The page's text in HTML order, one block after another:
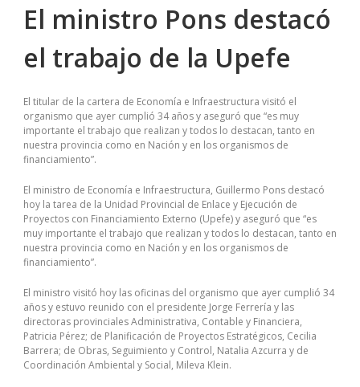
El ministro Pons destacó
el trabajo de la Upefe
El titular de la cartera de Economía e Infraestructura visitó el
organismo que ayer cumplió 34 años y aseguró que “es muy
importante el trabajo que realizan y todos lo destacan, tanto en
nuestra provincia como en Nación y en los organismos de
financiamiento”.
El ministro de Economía e Infraestructura, Guillermo Pons destacó
hoy la tarea de la Unidad Provincial de Enlace y Ejecución de
Proyectos con Financiamiento Externo (Upefe) y aseguró que “es
muy importante el trabajo que realizan y todos lo destacan, tanto en
nuestra provincia como en Nación y en los organismos de
financiamiento”.
El ministro visitó hoy las oficinas del organismo que ayer cumplió 34
años y estuvo reunido con el presidente Jorge Ferrería y las
directoras provinciales Administrativa, Contable y Financiera,
Patricia Pérez; de Planificación de Proyectos Estratégicos, Cecilia
Barrera; de Obras, Seguimiento y Control, Natalia Azcurra y de
Coordinación Ambiental y Social, Mileva Klein.